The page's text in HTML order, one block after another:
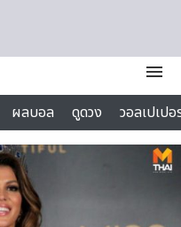
menu
ผลบอล ดูดวง
วอลเปเป